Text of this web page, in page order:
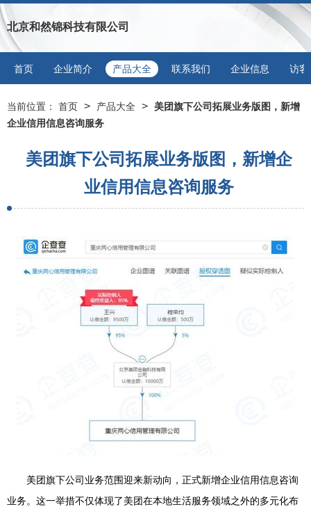
北京和然锦科技有限公司
首页 企业简介 产品大全 联系我们 企业信息 访客
当前位置： 首页 > 产品大全 > 美团旗下公司拓展业务版图，新增
企业信用信息咨询服务
美团旗下公司拓展业务版图，新增企
业信用信息咨询服务
美团旗下公司业务范围迎来新动向，正式新增企业信用信息咨询
业务。这一举措不仅体现了美团在本地生活服务领域之外的多元化布